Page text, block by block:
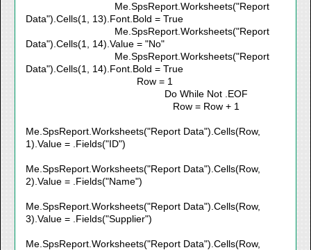
Me.SpsReport.Worksheets("Report
Data").Cells(1, 13).Font.Bold = True
Me.SpsReport.Worksheets("Report
Data").Cells(1, 14).Value = "No"
Me.SpsReport.Worksheets("Report
Data").Cells(1, 14).Font.Bold = True
Row = 1
Do While Not .EOF
Row = Row + 1
Me.SpsReport.Worksheets("Report Data").Cells(Row,
1).Value = .Fields("ID")
Me.SpsReport.Worksheets("Report Data").Cells(Row,
2).Value = .Fields("Name")
Me.SpsReport.Worksheets("Report Data").Cells(Row,
3).Value = .Fields("Supplier")
Me.SpsReport.Worksheets("Report Data").Cells(Row,